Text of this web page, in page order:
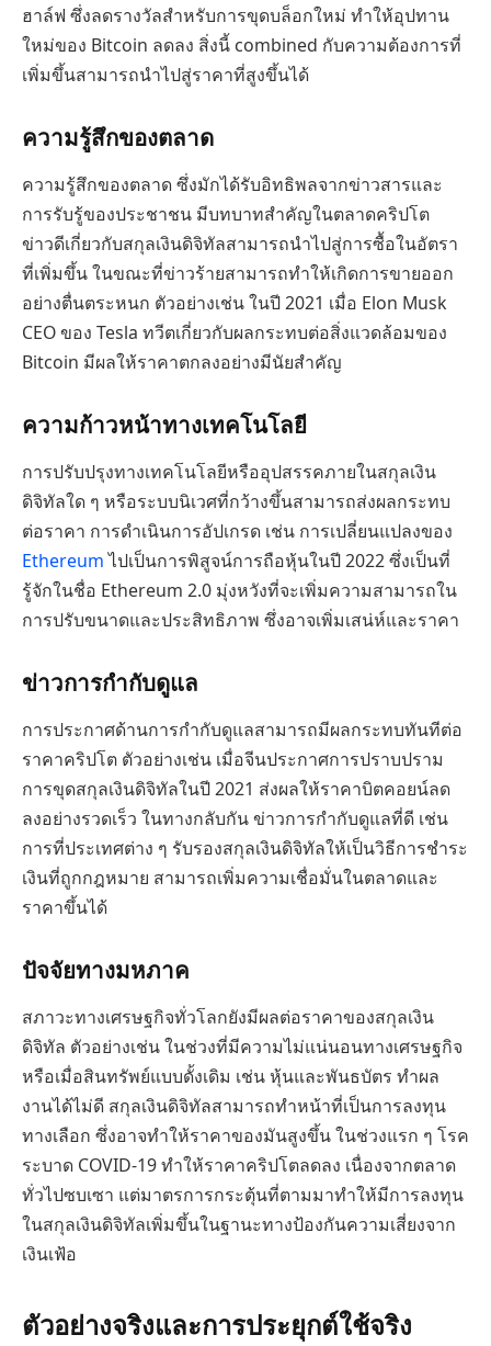
ฮาล์ฟ ซึ่งลดรางวัลสำหรับการขุดบล็อกใหม่ ทำให้อุปทาน
ใหม่ของ Bitcoin ลดลง สิ่งนี้ combined กับความต้องการที่
เพิ่มขึ้นสามารถนำไปสู่ราคาที่สูงขึ้นได้
ความรู้สึกของตลาด
ความรู้สึกของตลาด ซึ่งมักได้รับอิทธิพลจากข่าวสารและ
การรับรู้ของประชาชน มีบทบาทสำคัญในตลาดคริปโต
ข่าวดีเกี่ยวกับสกุลเงินดิจิทัลสามารถนำไปสู่การซื้อในอัตรา
ที่เพิ่มขึ้น ในขณะที่ข่าวร้ายสามารถทำให้เกิดการขายออก
อย่างตื่นตระหนก ตัวอย่างเช่น ในปี 2021 เมื่อ Elon Musk
CEO ของ Tesla ทวีตเกี่ยวกับผลกระทบต่อสิ่งแวดล้อมของ
Bitcoin มีผลให้ราคาตกลงอย่างมีนัยสำคัญ
ความก้าวหน้าทางเทคโนโลยี
การปรับปรุงทางเทคโนโลยีหรืออุปสรรคภายในสกุลเงิน
ดิจิทัลใด ๆ หรือระบบนิเวศที่กว้างขึ้นสามารถส่งผลกระทบ
ต่อราคา การดำเนินการอัปเกรด เช่น การเปลี่ยนแปลงของ
Ethereumไปเป็นการพิสูจน์การถือหุ้นในปี 2022 ซึ่งเป็นที่
รู้จักในชื่อ Ethereum 2.0 มุ่งหวังที่จะเพิ่มความสามารถใน
การปรับขนาดและประสิทธิภาพ ซึ่งอาจเพิ่มเสน่ห์และราคา
ข่าวการกำกับดูแล
การประกาศด้านการกำกับดูแลสามารถมีผลกระทบทันทีต่อ
ราคาคริปโต ตัวอย่างเช่น เมื่อจีนประกาศการปราบปราม
การขุดสกุลเงินดิจิทัลในปี 2021 ส่งผลให้ราคาบิตคอยน์ลด
ลงอย่างรวดเร็ว ในทางกลับกัน ข่าวการกำกับดูแลที่ดี เช่น
การที่ประเทศต่าง ๆ รับรองสกุลเงินดิจิทัลให้เป็นวิธีการชำระ
เงินที่ถูกกฎหมาย สามารถเพิ่มความเชื่อมั่นในตลาดและ
ราคาขึ้นได้
ปัจจัยทางมหภาค
สภาวะทางเศรษฐกิจทั่วโลกยังมีผลต่อราคาของสกุลเงิน
ดิจิทัล ตัวอย่างเช่น ในช่วงที่มีความไม่แน่นอนทางเศรษฐกิจ
หรือเมื่อสินทรัพย์แบบดั้งเดิม เช่น หุ้นและพันธบัตร ทำผล
งานได้ไม่ดี สกุลเงินดิจิทัลสามารถทำหน้าที่เป็นการลงทุน
ทางเลือก ซึ่งอาจทำให้ราคาของมันสูงขึ้น ในช่วงแรก ๆ โรค
ระบาด COVID-19 ทำให้ราคาคริปโตลดลง เนื่องจากตลาด
ทั่วไปซบเซา แต่มาตรการกระตุ้นที่ตามมาทำให้มีการลงทุน
ในสกุลเงินดิจิทัลเพิ่มขึ้นในฐานะทางป้องกันความเสี่ยงจาก
เงินเฟ้อ
ตัวอย่างจริงและการประยุกต์ใช้จริง